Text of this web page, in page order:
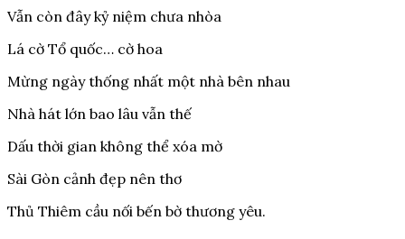
Vẫn còn đây kỷ niệm chưa nhòa
Lá cờ Tổ quốc… cờ hoa
Mừng ngày thống nhất một nhà bên nhau
Nhà hát lớn bao lâu vẫn thế
Dấu thời gian không thể xóa mờ
Sài Gòn cảnh đẹp nên thơ
Thủ Thiêm cầu nối bến bờ thương yêu.